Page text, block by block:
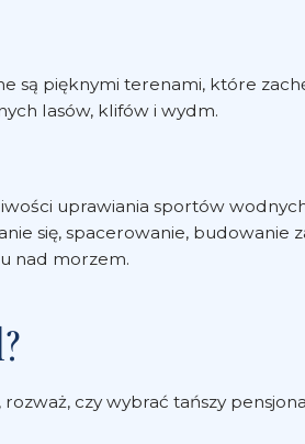
są pięknymi terenami, które
lasów, klifów i wydm.
uprawiania sportów
się, spacerowanie,
nad morzem.
czy wybrać tańszy